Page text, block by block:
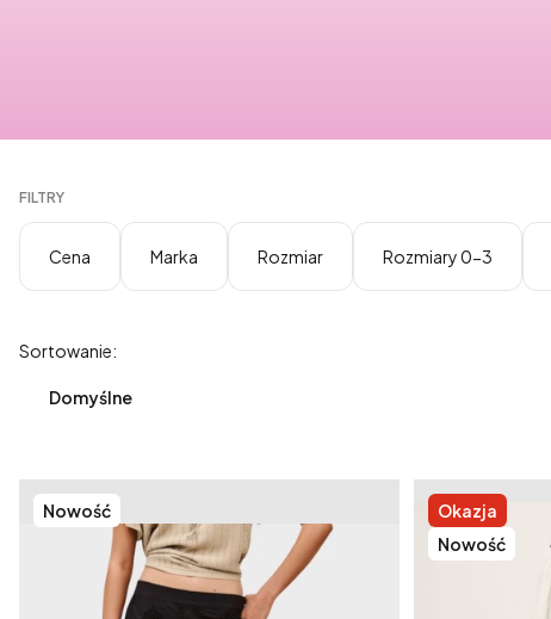
FILTRY
Cena Marka Rozmiar Rozmiary 0-3
Lista produktów
Sortowanie:
Domyślne
Nowość
Okazja
Nowość